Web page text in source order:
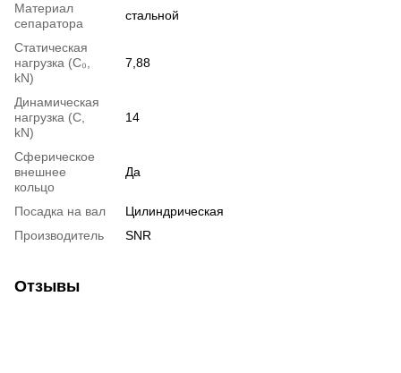
Материал
сепаратора
стальной
Статическая
нагрузка (С₀,
kN)
7,88
Динамическая
нагрузка (С,
kN)
14
Сферическое
внешнее
кольцо
Да
Посадка на вал
Цилиндрическая
Производитель
SNR
Отзывы